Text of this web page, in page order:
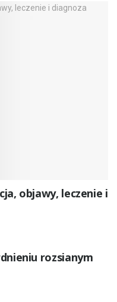
objawy, leczenie i
rozsianym